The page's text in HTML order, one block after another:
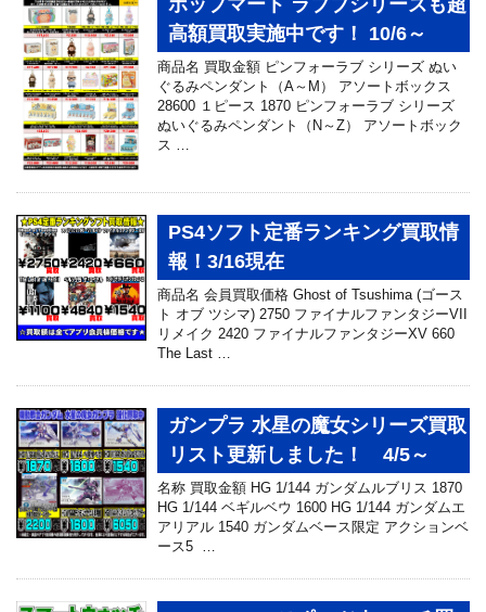
高額買取実施中です！ 10/6～
商品名 買取金額 ピンフォーラブ シリーズ ぬい
ぐるみペンダント（A～M） アソートボックス
28600 １ピース 1870 ピンフォーラブ シリーズ
ぬいぐるみペンダント（N～Z） アソートボック
ス …
PS4ソフト定番ランキング買取情
報！3/16現在
商品名 会員買取価格 Ghost of Tsushima (ゴース
ト オブ ツシマ) 2750 ファイナルファンタジーVII
リメイク 2420 ファイナルファンタジーXV 660
The Last …
ガンプラ 水星の魔女シリーズ買取
リスト更新しました！ 4/5～
名称 買取金額 HG 1/144 ガンダムルブリス 1870
HG 1/144 ベギルベウ 1600 HG 1/144 ガンダムエ
アリアル 1540 ガンダムベース限定 アクションベ
ース5 …